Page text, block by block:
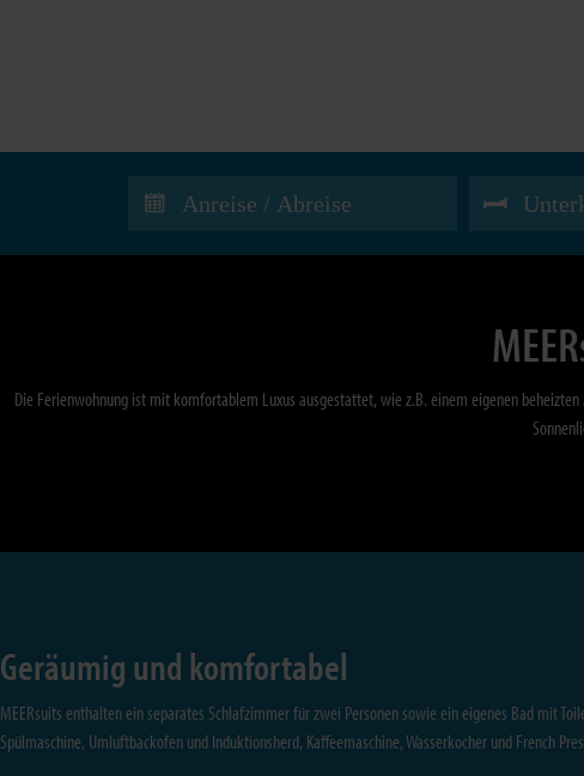
Die Ferienwohnung ist mit komfortablem Luxus ausgestattet, wie z.B. einem eigenen
Geräumig und komfortabel
MEERsuits enthalten ein separates Schlafzimmer für zwei Personen sowie ein eigenes Bad mit
Spülmaschine, Umluftbackofen und Induktionsherd, Kaffeemaschine, Wasserkocher und French